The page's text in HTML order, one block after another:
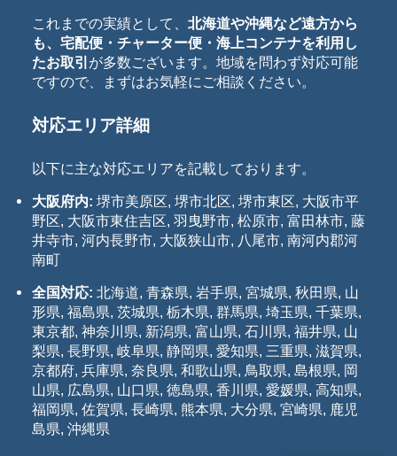
これまでの実績として、 北海道や沖縄など遠方から
も、宅配便・チャーター便・海上コンテナを利用し
たお取引 が多数ございます。地域を問わず対応可能
ですので、まずはお気軽にご相談ください。
対応エリア詳細
以下に主な対応エリアを記載しております。
大阪府内: 堺市美原区, 堺市北区, 堺市東区, 大阪市平
野区, 大阪市東住吉区, 羽曳野市, 松原市, 富田林市, 藤
井寺市, 河内長野市, 大阪狭山市, 八尾市, 南河内郡河
南町
全国対応: 北海道, 青森県, 岩手県, 宮城県, 秋田県, 山
形県, 福島県, 茨城県, 栃木県, 群馬県, 埼玉県, 千葉県,
東京都, 神奈川県, 新潟県, 富山県, 石川県, 福井県, 山
梨県, 長野県, 岐阜県, 静岡県, 愛知県, 三重県, 滋賀県,
京都府, 兵庫県, 奈良県, 和歌山県, 鳥取県, 島根県, 岡
山県, 広島県, 山口県, 徳島県, 香川県, 愛媛県, 高知県,
福岡県, 佐賀県, 長崎県, 熊本県, 大分県, 宮崎県, 鹿児
島県, 沖縄県